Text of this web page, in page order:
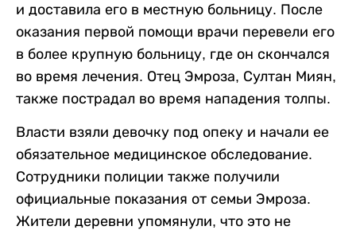
и доставила его в местную больницу. После
оказания первой помощи врачи перевели его
в более крупную больницу, где он скончался
во время лечения. Отец Эмроза, Султан Миян,
также пострадал во время нападения толпы.
Власти взяли девочку под опеку и начали ее
обязательное медицинское обследование.
Сотрудники полиции также получили
официальные показания от семьи Эмроза.
Жители деревни упомянули, что это не